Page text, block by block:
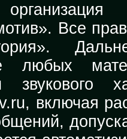
Все
любых
звукового
включая